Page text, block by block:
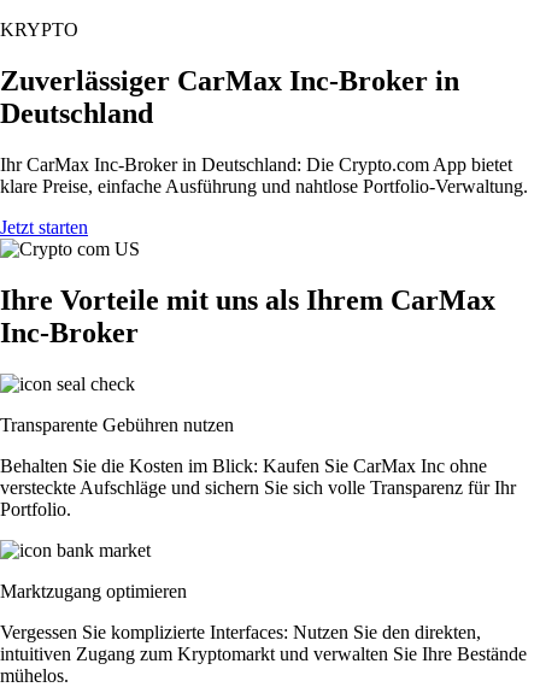
KRYPTO
Zuverlässiger CarMax Inc-Broker in
Deutschland
Ihr CarMax Inc-Broker in Deutschland: Die Crypto.com App bietet
klare Preise, einfache Ausführung und nahtlose Portfolio-Verwaltung.
Jetzt starten
Ihre Vorteile mit uns als Ihrem CarMax
Inc-Broker
Transparente Gebühren nutzen
Behalten Sie die Kosten im Blick: Kaufen Sie CarMax Inc ohne
versteckte Aufschläge und sichern Sie sich volle Transparenz für Ihr
Portfolio.
Marktzugang optimieren
Vergessen Sie komplizierte Interfaces: Nutzen Sie den direkten,
intuitiven Zugang zum Kryptomarkt und verwalten Sie Ihre Bestände
mühelos.